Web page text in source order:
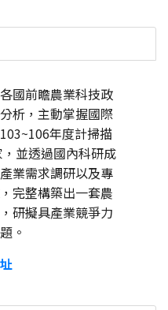
國前瞻農業科技政
析，主動掌握國際
年度計掃描
並透過國內科研成
業需求調研以及專
完整構築出一套農
研擬具產業競爭力
。